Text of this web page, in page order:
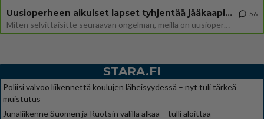
Uusioperheen aikuiset lapset tyhjentää jääkaapin käydessään
Miten selvittäisitte seuraavan ongelman, meillä on uusioperhe, minulla teini-ikäiset lapset ja puolisolla aikuiset, jotk
56
STARA.FI
Poliisi valvoo liikennettä koulujen läheisyydessä – nyt tuli tärkeä
muistutus
Junaliikenne Suomen ja Ruotsin välillä alkaa – tulli aloittaa